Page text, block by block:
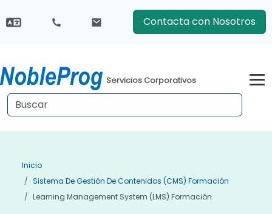
Contacta con Nosotros
Servicios Corporativos
Inicio
Sistema De Gestión De Contenidos (CMS) Formación
Learning Management System (LMS) Formación